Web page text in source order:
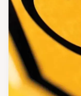
aux
grues
antidéflagrantes :
Guide
de
certification
ATEX,
IECEx